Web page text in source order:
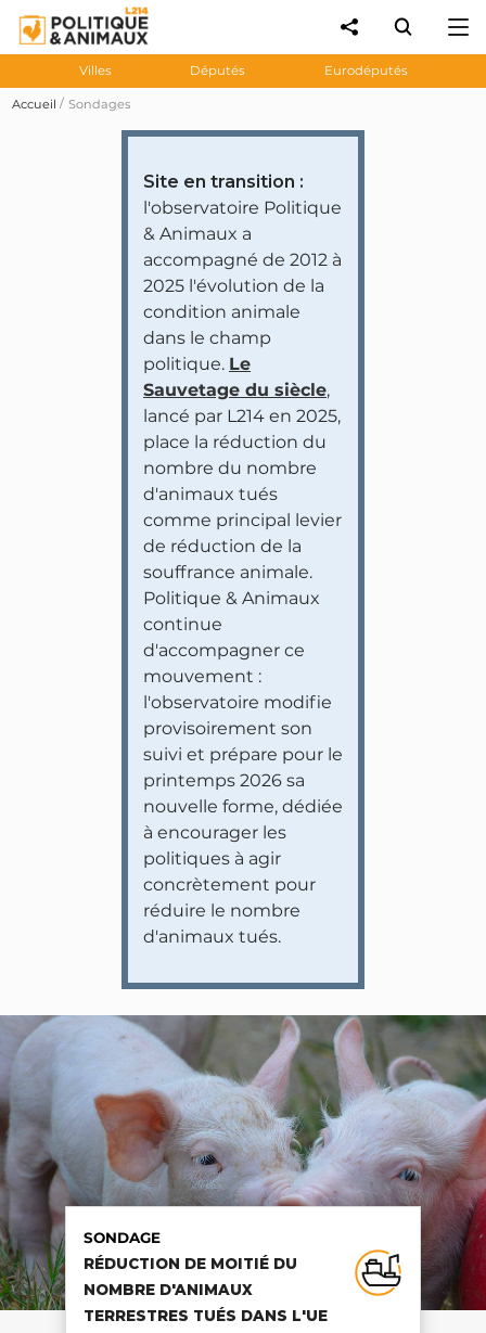
Villes Députés Eurodéputés
Accueil Sondages
Site en transition :
l'observatoire Politique
& Animaux a
accompagné de 2012 à
2025 l'évolution de la
condition animale
dans le champ
politique. Le
Sauvetage du siècle,
lancé par L214 en 2025,
place la réduction du
nombre du nombre
d'animaux tués
comme principal levier
de réduction de la
souffrance animale.
Politique & Animaux
continue
d'accompagner ce
mouvement :
l'observatoire modifie
provisoirement son
suivi et prépare pour le
printemps 2026 sa
nouvelle forme, dédiée
à encourager les
politiques à agir
concrètement pour
réduire le nombre
d'animaux tués.
SONDAGE
RÉDUCTION DE MOITIÉ DU
NOMBRE D'ANIMAUX
TERRESTRES TUÉS DANS L'UE
SONDAGE
RÉDUCTION DE MOITIÉ DU
NOMBRE D'ANIMAUX
TERRESTRES TUÉS DANS L'UE
SONDAGE
RÉDUCTION DE MOITIÉ DU
NOMBRE D'ANIMAUX
TERRESTRES TUÉS DANS L'UE